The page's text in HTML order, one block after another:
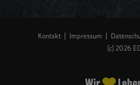
Kontakt Impressum
(c) 2026